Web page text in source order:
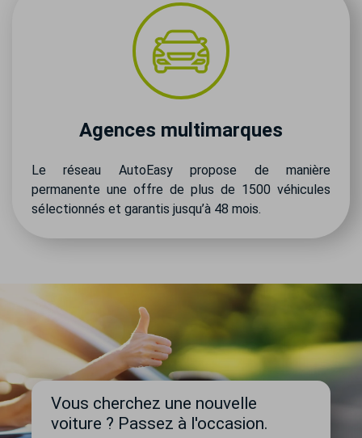
Agences multimarques
Le réseau AutoEasy propose de manière
permanente une offre de plus de 1500 véhicules
sélectionnés et garantis jusqu’à 48 mois.
Vous cherchez une nouvelle
voiture ? Passez à l'occasion.